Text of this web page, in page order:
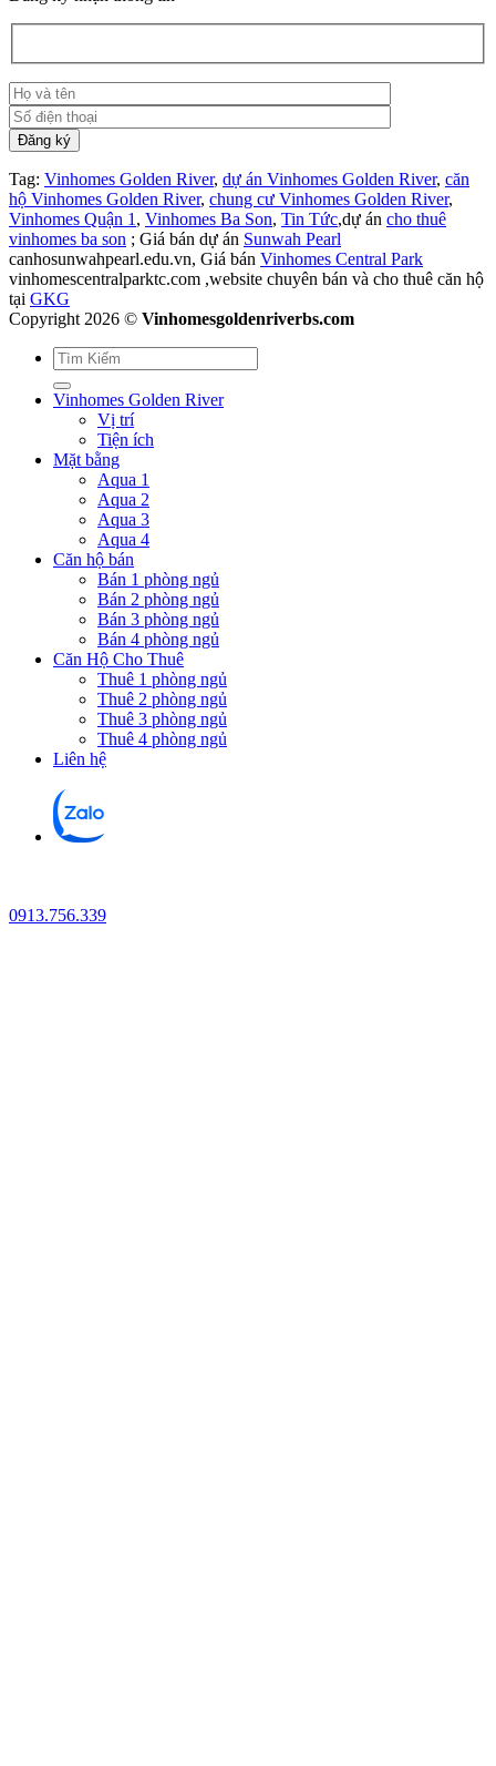
Tag: Vinhomes Golden River, dự án Vinhomes Golden River, căn
hộ Vinhomes Golden River, chung cư Vinhomes Golden River,
Vinhomes Quận 1 , Vinhomes Ba Son, Tin Tức,dự án cho thuê
vinhomes ba son ; Giá bán dự án Sunwah Pearl
canhosunwahpearl.edu.vn, Giá bán Vinhomes Central Park
vinhomescentralparktc.com ,website chuyên bán và cho thuê căn hộ
tại GKG
Copyright 2026 © Vinhomesgoldenriverbs.com
Vinhomes Golden River
Vị trí
Tiện ích
Mặt bằng
Aqua 1
Aqua 2
Aqua 3
Aqua 4
Căn hộ bán
Bán 1 phòng ngủ
Bán 2 phòng ngủ
Bán 3 phòng ngủ
Bán 4 phòng ngủ
Căn Hộ Cho Thuê
Thuê 1 phòng ngủ
Thuê 2 phòng ngủ
Thuê 3 phòng ngủ
Thuê 4 phòng ngủ
Liên hệ
0913.756.339